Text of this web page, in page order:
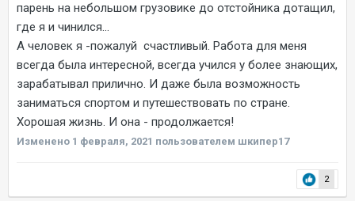
парень на небольшом грузовике до отстойника дотащил,
где я и чинился...
А человек я -пожалуй счастливый. Работа для меня
всегда была интересной, всегда учился у более знающих,
зарабатывал прилично. И даже была возможность
заниматься спортом и путешествовать по стране.
Хорошая жизнь. И она - продолжается!
Изменено 1 февраля, 2021 пользователем шкипер17
2